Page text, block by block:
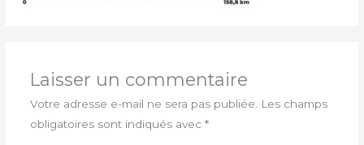
Laisser un commentaire
Votre adresse e-mail ne sera pas publiée.
Les champs
obligatoires sont indiqués avec *